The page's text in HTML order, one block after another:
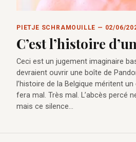
PIETJE SCHRAMOUILLE — 02/06/
C’est l’histoire
Ceci est un jugement imaginaire
devraient ouvrir une boîte de
l’histoire de la Belgique méritent un
fera mal. Très mal. L’abcès percé
mais ce silence…